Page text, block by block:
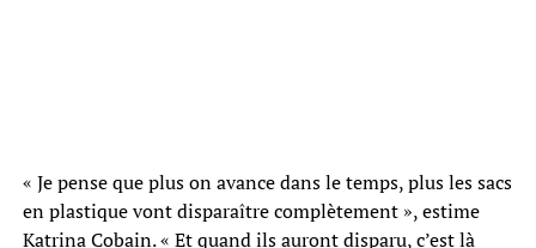
« Je pense que plus on avance dans le temps, plus les sacs
en plastique vont disparaître complètement », estime
Katrina Cobain. « Et quand ils auront disparu, c’est là